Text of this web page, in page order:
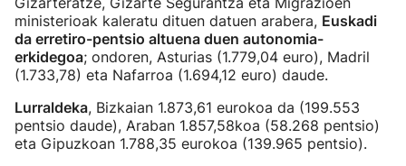
ministerioak kaleratu dituen datuen arabera, Euskadi
da erretiro-pentsio altuena duen autonomia-
erkidegoa; ondoren, Asturias (1.779,04 euro), Madril
(1.733,78) eta Nafarroa (1.694,12 euro) daude.
Lurraldeka, Bizkaian 1.873,61 eurokoa da (199.553
pentsio daude), Araban 1.857,58koa (58.268 pentsio)
eta Gipuzkoan 1.788,35 eurokoa (139.965 pentsio).